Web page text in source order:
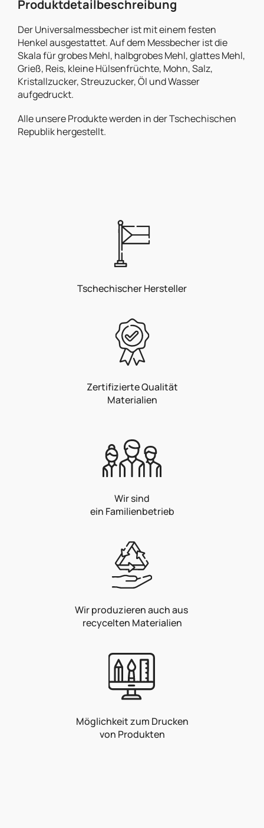
Produktdetailbeschreibung
Der Universalmessbecher ist mit einem festen
Henkel ausgestattet. Auf dem Messbecher ist die
Skala für grobes Mehl, halbgrobes Mehl, glattes Mehl,
Grieß, Reis, kleine Hülsenfrüchte, Mohn, Salz,
Kristallzucker, Streuzucker, Öl und Wasser
aufgedruckt.
Alle unsere Produkte werden in der Tschechischen
Republik hergestellt.
Tschechischer Hersteller
Zertifizierte Qualität
Materialien
Wir sind
ein Familienbetrieb
Wir produzieren auch aus
recycelten Materialien
Möglichkeit zum Drucken
von Produkten